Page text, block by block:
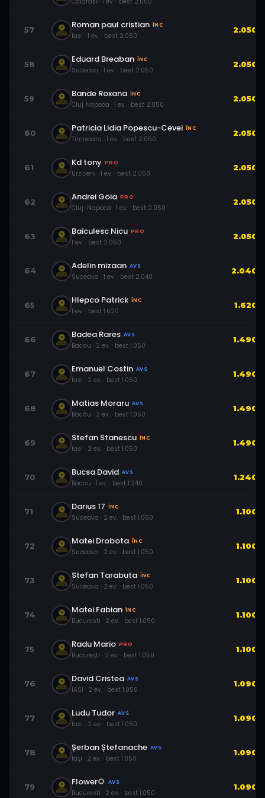
57 Roman paul cristian ÎNC
Iasi · 1 ev. · best 2.050
2.050
58 Eduard Breaban ÎNC
Suceava · 1 ev. · best 2.050
2.050
59 Bande Roxana ÎNC
Cluj Napoca · 1 ev. · best 2.050
2.050
60 Patricia Lidia Popescu-Cevei ÎNC
Timișoara · 1 ev. · best 2.050
2.050
61 Kd tony PRO
Urziceni · 1 ev. · best 2.050
2.050
62 Andrei Goia PRO
Cluj-Napoca · 1 ev. · best 2.050
2.050
63 Baiculesc Nicu PRO
1 ev. · best 2.050
2.050
64 Adelin mizaan AVS
Suceava · 1 ev. · best 2.040
2.040
65 Hlepco Patrick ÎNC
1 ev. · best 1.620
1.620
66 Badea Rares AVS
Bacau · 2 ev. · best 1.050
1.490
67 Emanuel Costin AVS
Iasi · 2 ev. · best 1.050
1.490
68 Matias Moraru AVS
Bacău · 2 ev. · best 1.050
1.490
69 Stefan Stanescu ÎNC
Iasi · 2 ev. · best 1.050
1.490
70 Bucsa David AVS
Bacau · 1 ev. · best 1.240
1.240
71 Darius 17 ÎNC
Suceava · 2 ev. · best 1.050
1.100
72 Matei Drobota ÎNC
Suceava · 2 ev. · best 1.050
1.100
73 Stefan Tarabuta ÎNC
Suceava · 2 ev. · best 1.050
1.100
74 Matei Fabian ÎNC
Bucuresti · 2 ev. · best 1.050
1.100
75 Radu Mario PRO
București · 2 ev. · best 1.050
1.100
76 David Cristea AVS
IASI · 2 ev. · best 1.050
1.090
77 Ludu Tudor AVS
Iasi · 2 ev. · best 1.050
1.090
78 Șerban Ștefanache AVS
Iaşi · 2 ev. · best 1.050
1.090
79 Flower🌻 AVS
Bucuresti · 2 ev. · best 1.050
1.090